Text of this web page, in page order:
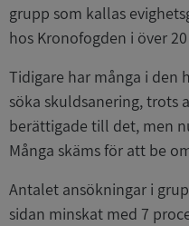
grupp som kallas
hos Kronofogden i över 20
Tidigare har många i den
söka skuldsanering, trots
berättigade till det, men
Många skäms för att be
Antalet ansökningar i
sidan minskat med 7